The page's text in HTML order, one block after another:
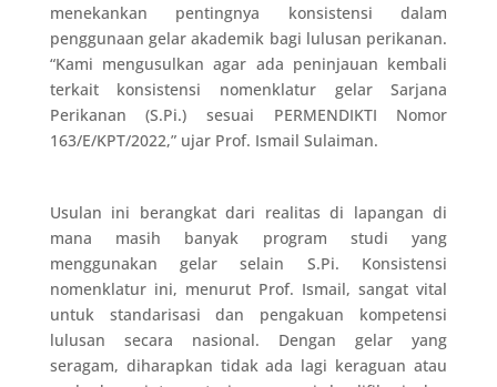
menekankan pentingnya konsistensi dalam
penggunaan gelar akademik bagi lulusan perikanan.
“Kami mengusulkan agar ada peninjauan kembali
terkait konsistensi nomenklatur gelar Sarjana
Perikanan (S.Pi.) sesuai PERMENDIKTI Nomor
163/E/KPT/2022,” ujar Prof. Ismail Sulaiman.
Usulan ini berangkat dari realitas di lapangan di
mana masih banyak program studi yang
menggunakan gelar selain S.Pi. Konsistensi
nomenklatur ini, menurut Prof. Ismail, sangat vital
untuk standarisasi dan pengakuan kompetensi
lulusan secara nasional. Dengan gelar yang
seragam, diharapkan tidak ada lagi keraguan atau